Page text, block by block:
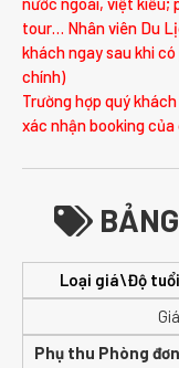
tour… Nhân viên Du
khách ngay sau khi
chính)
Trường hợp quý
xác nhận booking
Loại giá\Độ tuổi
Giá
Phụ thu Phòng đơn